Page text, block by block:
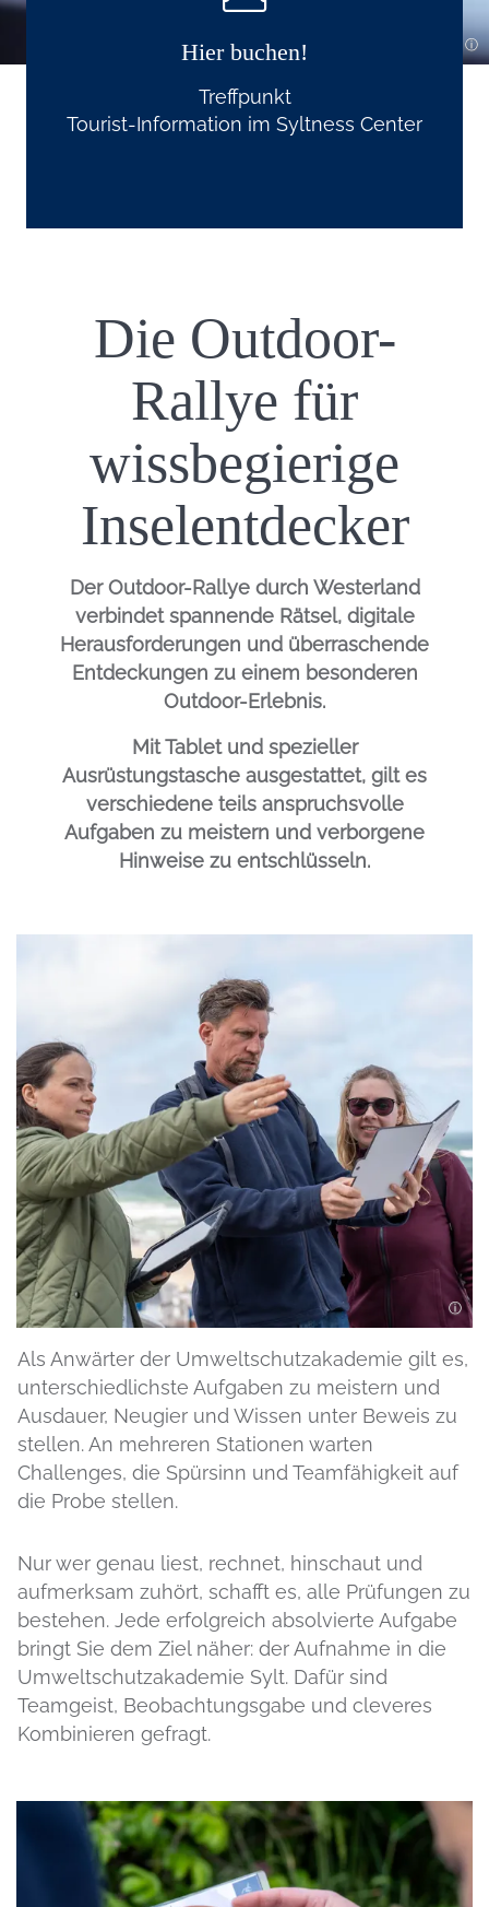
Hier buchen!
Treffpunkt
Tourist-Information im Syltness Center
Einleitung
Die Outdoor-
Rallye für
wissbegierige
Inselentdecker
Der Outdoor-Rallye durch Westerland
verbindet spannende Rätsel, digitale
Herausforderungen und überraschende
Entdeckungen zu einem besonderen
Outdoor-Erlebnis.
Mit Tablet und spezieller
Ausrüstungstasche ausgestattet, gilt es
verschiedene teils anspruchsvolle
Aufgaben zu meistern und verborgene
Hinweise zu entschlüsseln.
Als Anwärter der Umweltschutzakademie gilt es,
unterschiedlichste Aufgaben zu meistern und
Ausdauer, Neugier und Wissen unter Beweis zu
stellen. An mehreren Stationen warten
Challenges, die Spürsinn und Teamfähigkeit auf
die Probe stellen.
Nur wer genau liest, rechnet, hinschaut und
aufmerksam zuhört, schafft es, alle Prüfungen zu
bestehen. Jede erfolgreich absolvierte Aufgabe
bringt Sie dem Ziel näher: der Aufnahme in die
Umweltschutzakademie Sylt. Dafür sind
Teamgeist, Beobachtungsgabe und cleveres
Kombinieren gefragt.